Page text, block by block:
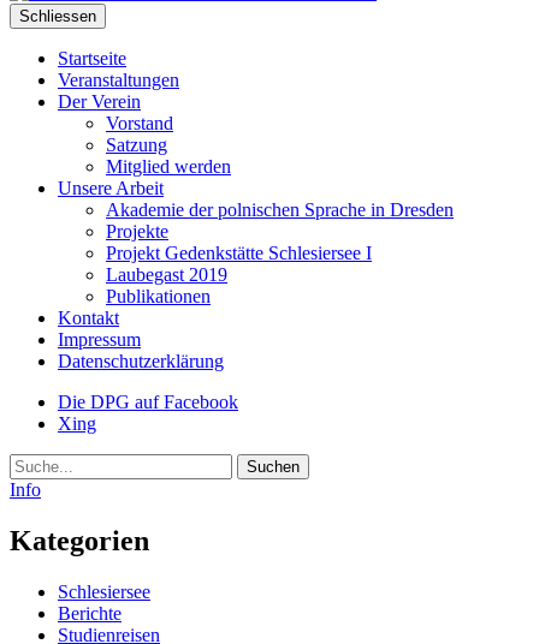
Schliessen
Startseite
Veranstaltungen
Der Verein
Vorstand
Satzung
Mitglied werden
Unsere Arbeit
Akademie der polnischen Sprache in Dresden
Projekte
Projekt Gedenkstätte Schlesiersee I
Laubegast 2019
Publikationen
Kontakt
Impressum
Datenschutzerklärung
Die DPG auf Facebook
Xing
Suche
Info
Kategorien
Schlesiersee
Berichte
Studienreisen